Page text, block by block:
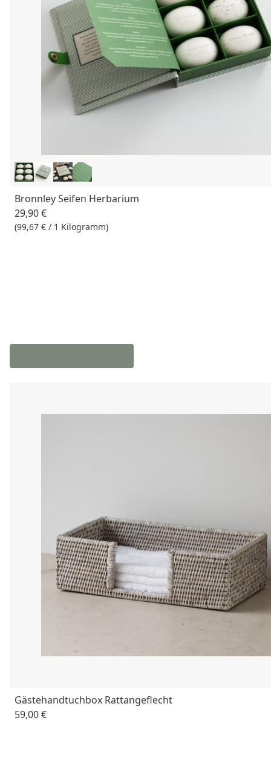
Bronnley Seifen Herbarium
29,90 €
(99,67 € / 1 Kilogramm)
Gästehandtuchbox Rattangeflecht
59,00 €